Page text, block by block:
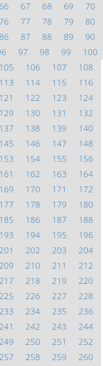
66 67 68 69
70
76 77 78 79
80
86 87 88 89
90
97 98 99
100
105 106 107
108
113 114 115
116
121 122 123
124
129 130 131
132
137 138 139
140
145 146 147
148
153 154 155
156
161 162 163
164
169 170 171
172
177 178 179
180
185 186 187
188
193 194 195
196
201 202 203
204
209 210 211
212
217 218 219
220
225 226 227
228
233 234 235
236
241 242 243
244
249 250 251
252
257 258 259
260